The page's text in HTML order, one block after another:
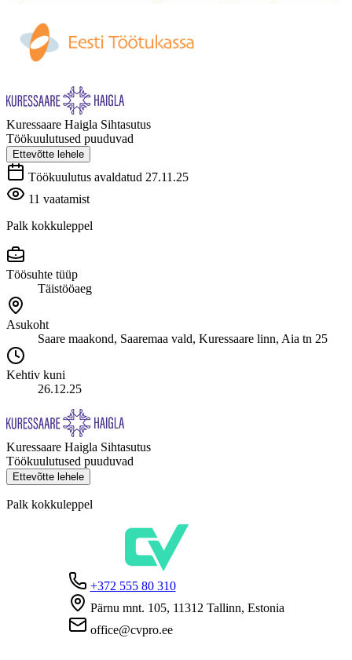
Kuressaare Haigla Sihtasutus
Töökuulutused puuduvad
Ettevõtte lehele
Töökuulutus avaldatud 27.11.25
11 vaatamist
Palk kokkuleppel
Töösuhte tüüp
Täistööaeg
Asukoht
Saare maakond, Saaremaa vald, Kuressaare linn, Aia tn 25
Kehtiv kuni
26.12.25
Kuressaare Haigla Sihtasutus
Töökuulutused puuduvad
Ettevõtte lehele
Palk kokkuleppel
+372 555 80 310
Pärnu mnt. 105, 11312 Tallinn, Estonia
office@cvpro.ee